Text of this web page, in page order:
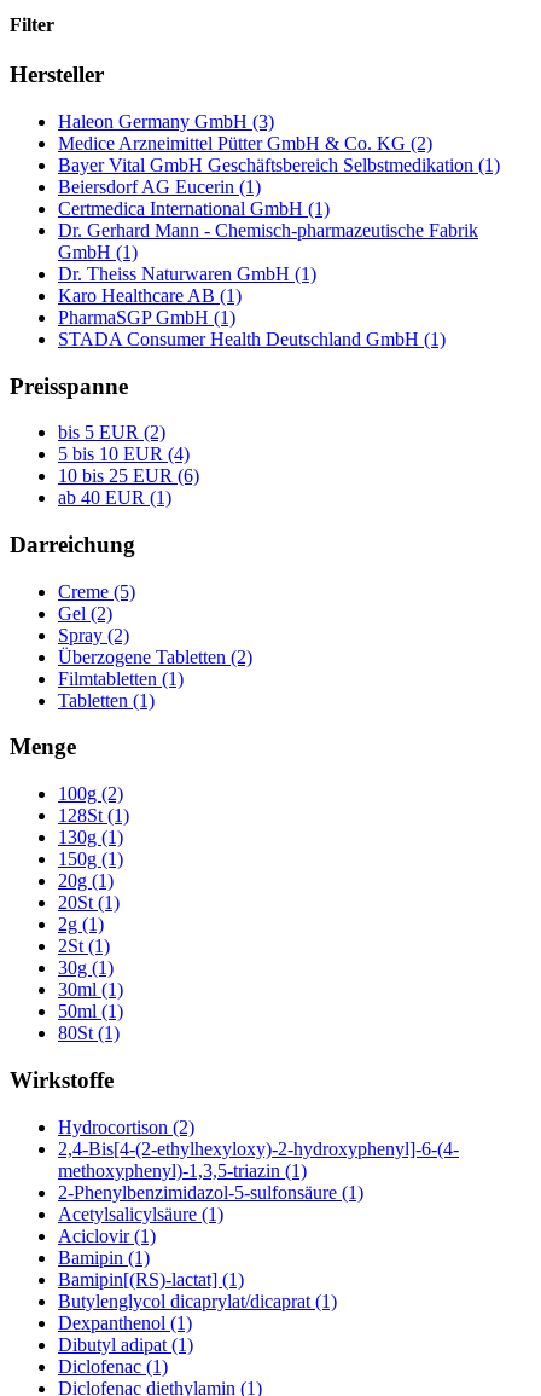
Filter
Hersteller
Haleon Germany GmbH (3)
Medice Arzneimittel Pütter GmbH & Co. KG (2)
Bayer Vital GmbH Geschäftsbereich Selbstmedikation (1)
Beiersdorf AG Eucerin (1)
Certmedica International GmbH (1)
Dr. Gerhard Mann - Chemisch-pharmazeutische Fabrik
GmbH (1)
Dr. Theiss Naturwaren GmbH (1)
Karo Healthcare AB (1)
PharmaSGP GmbH (1)
STADA Consumer Health Deutschland GmbH (1)
Preisspanne
bis 5 EUR (2)
5 bis 10 EUR (4)
10 bis 25 EUR (6)
ab 40 EUR (1)
Darreichung
Creme (5)
Gel (2)
Spray (2)
Überzogene Tabletten (2)
Filmtabletten (1)
Tabletten (1)
Menge
100g (2)
128St (1)
130g (1)
150g (1)
20g (1)
20St (1)
2g (1)
2St (1)
30g (1)
30ml (1)
50ml (1)
80St (1)
Wirkstoffe
Hydrocortison (2)
2,4-Bis[4-(2-ethylhexyloxy)-2-hydroxyphenyl]-6-(4-
methoxyphenyl)-1,3,5-triazin (1)
2-Phenylbenzimidazol-5-sulfonsäure (1)
Acetylsalicylsäure (1)
Aciclovir (1)
Bamipin (1)
Bamipin[(RS)-lactat] (1)
Butylenglycol dicaprylat/dicaprat (1)
Dexpanthenol (1)
Dibutyl adipat (1)
Diclofenac (1)
Diclofenac diethylamin (1)